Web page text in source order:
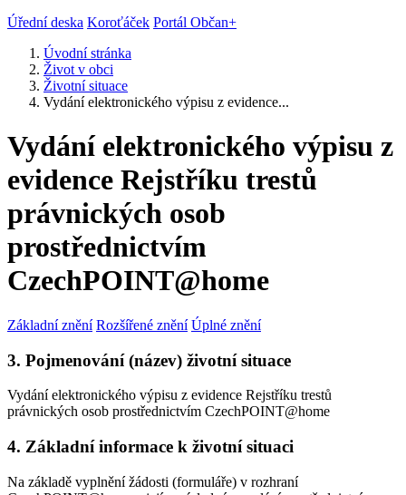
Úřední deska Koroťáček Portál Občan+
Úvodní stránka
Život v obci
Životní situace
Vydání elektronického výpisu z evidence...
Vydání elektronického výpisu z
evidence Rejstříku trestů
právnických osob
prostřednictvím
CzechPOINT@home
Základní znění Rozšířené znění Úplné znění
3. Pojmenování (název) životní situace
Vydání elektronického výpisu z evidence Rejstříku trestů
právnických osob prostřednictvím CzechPOINT@home
4. Základní informace k životní situaci
Na základě vyplnění žádosti (formuláře) v rozhraní